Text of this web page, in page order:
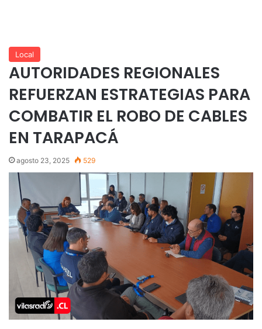
Local
AUTORIDADES REGIONALES
REFUERZAN ESTRATEGIAS PARA
COMBATIR EL ROBO DE CABLES
EN TARAPACÁ
agosto 23, 2025 529